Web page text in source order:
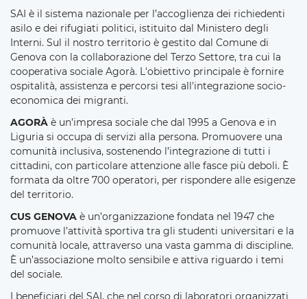
SAI è il sistema nazionale per l’accoglienza dei richiedenti
asilo e dei rifugiati politici, istituito dal Ministero degli
Interni. Sul il nostro territorio è gestito dal Comune di
Genova con la collaborazione del Terzo Settore, tra cui la
cooperativa sociale Agorà. L'obiettivo principale è fornire
ospitalità, assistenza e percorsi tesi all'integrazione socio-
economica dei migranti.
AGORÀ è un’impresa sociale che dal 1995 a Genova e in
Liguria si occupa di servizi alla persona. Promuovere una
comunità inclusiva, sostenendo l’integrazione di tutti i
cittadini, con particolare attenzione alle fasce più deboli. È
formata da oltre 700 operatori, per rispondere alle esigenze
del territorio.
CUS GENOVA è un’organizzazione fondata nel 1947 che
promuove l’attività sportiva tra gli studenti universitari e la
comunità locale, attraverso una vasta gamma di discipline.
È un’associazione molto sensibile e attiva riguardo i temi
del sociale.
I beneficiari del SAI, che nel corso di laboratori organizzati